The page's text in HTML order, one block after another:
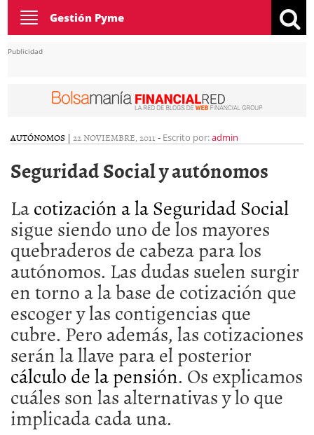
Toggle
navigation
Gestión Pyme
Publicidad
AUTÓNOMOS | 22 NOVIEMBRE, 2011 - Escrito por:admin
Seguridad Social y autónomos
Lacotización a la Seguridad Social
sigue siendo uno de los mayores
quebraderos de cabeza para los
autónomos. Las dudas suelen surgir
en torno a la base de cotización que
escoger y las contigencias que
cubre. Pero además, las cotizaciones
serán la llave para el posterior
cálculo de la pensión. Os explicamos
cuáles son las alternativas y lo que
implicada cada una.